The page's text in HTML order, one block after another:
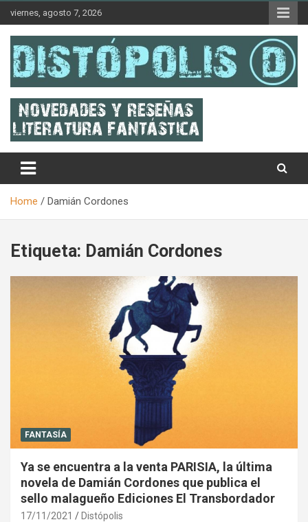
content
viernes, agosto 7, 2026
Distópolis
Home Damián Cordones
Etiqueta: Damián Cordones
FANTASÍA
Ya se encuentra a la venta PARISIA, la última
novela de Damián Cordones que publica el
sello malagueño Ediciones El Transbordador
17/11/2021 Distópolis